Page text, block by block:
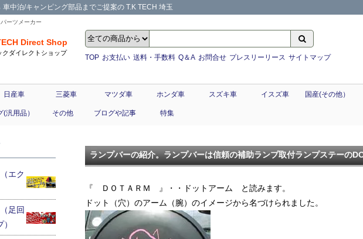
中泊/キャンピング部品までご提案の T.K TECH 埼玉
ーツメーカー
Direct Shop
クダイレクトショップ
TOP お支払い 送料・手数料 Q＆A お問合せ プレスリーリース サイトマップ
日産車 三菱車 マツダ車 ホンダ車 スズキ車 イスズ車 国産(その他）
汎用品） その他 ブログや記事 特集
ランプバーの紹介。ランプバーは信頼の補助ランプ取付ランプステーの
『 ＤＯＴＡＲＭ 』・・ドットアーム と読みます。
ドット（穴）のアーム（腕）のイメージから名づけられました。
エク
足回